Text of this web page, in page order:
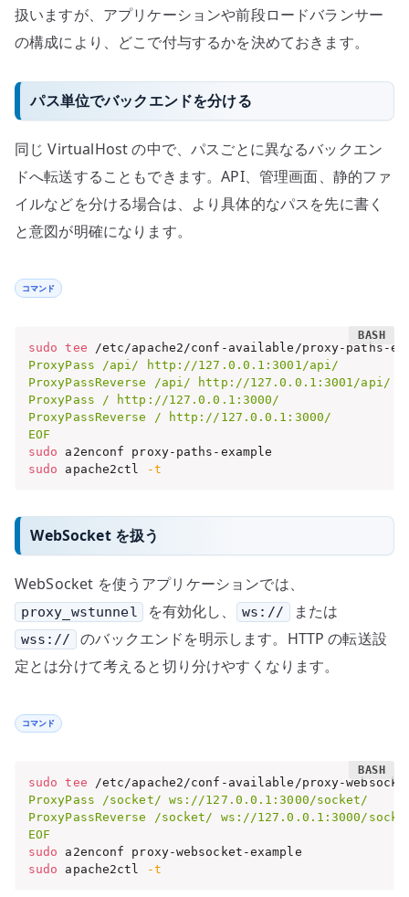
扱いますが、アプリケーションや前段ロードバランサー
の構成により、どこで付与するかを決めておきます。
パス単位でバックエンドを分ける
同じ VirtualHost の中で、パスごとに異なるバックエン
ドへ転送することもできます。API、管理画面、静的ファ
イルなどを分ける場合は、より具体的なパスを先に書く
と意図が明確になります。
コマンド
sudo tee /etc/apache2/conf-available/proxy-paths-
ProxyPass /api/ http://127.0.0.1:3001/api/
ProxyPassReverse /api/ http://127.0.0.1:3001/api/
ProxyPass / http://127.0.0.1:3000/
ProxyPassReverse / http://127.0.0.1:3000/
EOF
sudo
sudo apache2ctl -t
WebSocket を扱う
WebSocket を使うアプリケーションでは、
proxy_wstunnel を有効化し、 ws:// または
wss://
のバックエンドを明示します。HTTP の転送設
定とは分けて考えると切り分けやすくなります。
コマンド
sudo tee /etc/apache2/conf-available/proxy-
ProxyPass /socket/ ws://127.0.0.1:3000/socket/
ProxyPassReverse /socket/ ws://127.0.0.1:3000/
EOF
sudo
sudo apache2ctl -t